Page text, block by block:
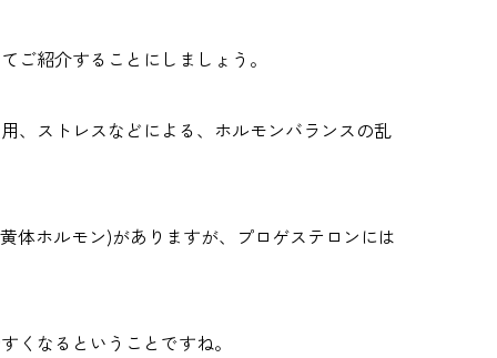
ご紹介することにしましょう。
、ストレスなどによる、ホルモンバランスの乱
体ホルモン)がありますが、プロゲステロンには
くなるということですね。